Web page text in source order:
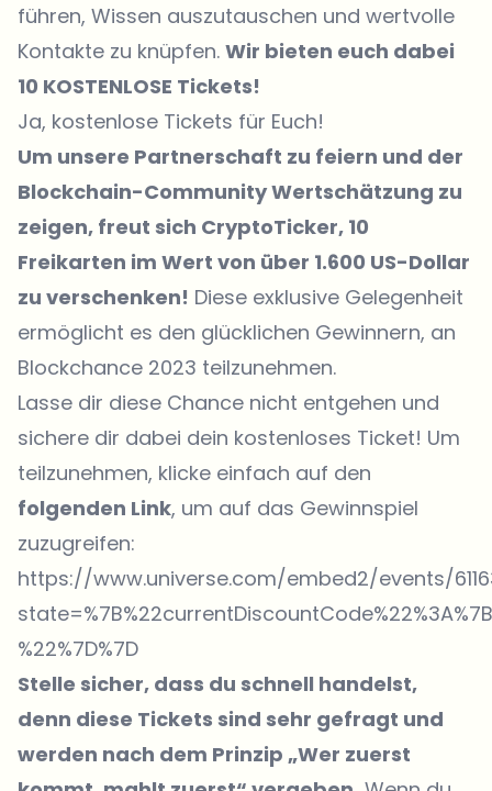
führen, Wissen auszutauschen und wertvolle
Kontakte zu knüpfen. Wir bieten euch dabei
10 KOSTENLOSE Tickets!
Ja, kostenlose Tickets für Euch!
Um unsere Partnerschaft zu feiern und der
Blockchain-Community Wertschätzung zu
zeigen, freut sich CryptoTicker, 10
Freikarten im Wert von über 1.600 US-Dollar
zu verschenken! Diese exklusive Gelegenheit
ermöglicht es den glücklichen Gewinnern, an
Blockchance 2023 teilzunehmen.
Lasse dir diese Chance nicht entgehen und
sichere dir dabei dein kostenloses Ticket! Um
teilzunehmen, klicke einfach auf den
folgenden Link, um auf das Gewinnspiel
zuzugreifen:
https://www.universe.com/embed2/events/
%22%7D%7D
Stelle sicher, dass du schnell handelst,
denn diese Tickets sind sehr gefragt und
werden nach dem Prinzip „Wer zuerst